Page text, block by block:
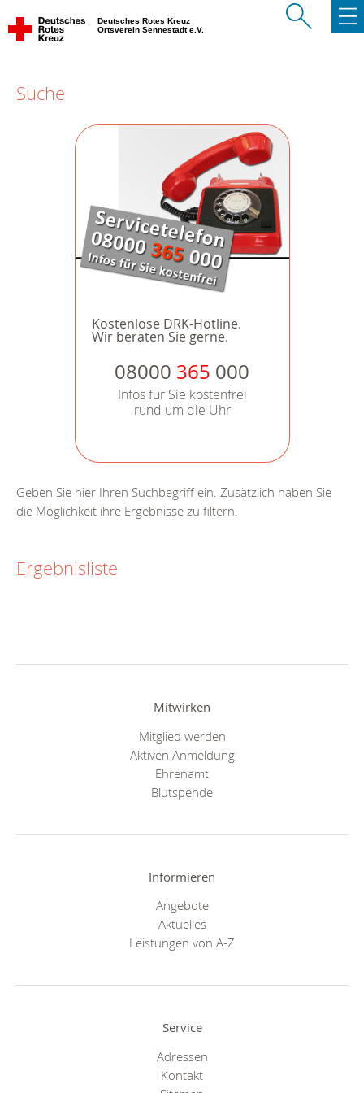
Deutsches Rotes Kreuz
Ortsverein Sennestadt e.V.
Suche
Kostenlose DRK-Hotline.
Wir beraten Sie gerne.
08000 365 000
Infos für Sie kostenfrei
rund um die Uhr
Geben Sie hier Ihren Suchbegriff ein. Zusätzlich haben Sie
die Möglichkeit ihre Ergebnisse zu filtern.
Ergebnisliste
Mitwirken
Mitglied werden
Aktiven Anmeldung
Ehrenamt
Blutspende
Informieren
Angebote
Aktuelles
Leistungen von A-Z
Service
Adressen
Kontakt